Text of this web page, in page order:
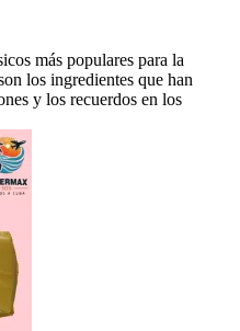
más populares para la
los ingredientes que han
y los recuerdos en los